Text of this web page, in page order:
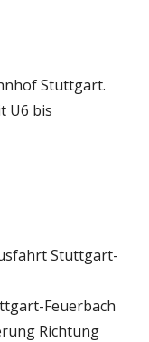
Stuttgart.
U6 bis
Stuttgart-
Feuerbach
Richtung